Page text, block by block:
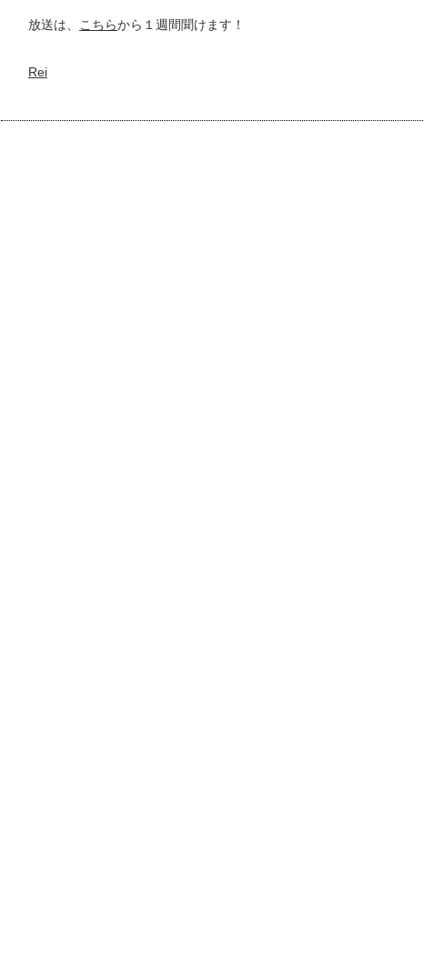
放送は、 こちらから１週間聞けます！
Rei